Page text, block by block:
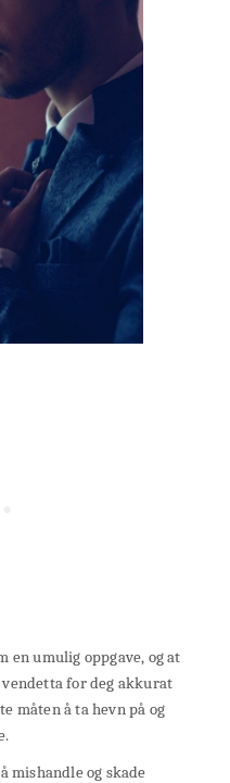
en umulig oppgave, og at
for deg akkurat
måten å ta hevn på og
mishandle og skade